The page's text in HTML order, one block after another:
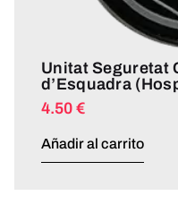
Unitat Seguretat
d’Esquadra
4.50 €
Añadir al carrito